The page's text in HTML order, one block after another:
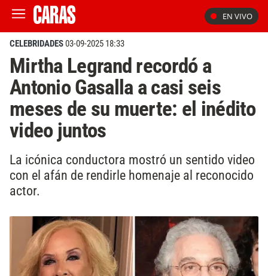
EN VIVO
CELEBRIDADES03-09-2025 18:33
Mirtha Legrand recordó a
Antonio Gasalla a casi seis
meses de su muerte: el inédito
video juntos
La icónica conductora mostró un sentido video
con el afán de rendirle homenaje al reconocido
actor.